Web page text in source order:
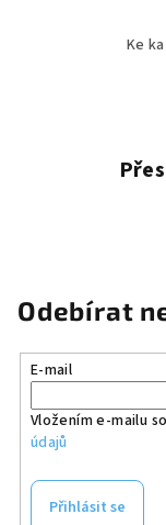
Ke
Odebírat
E-mail
Vložením e-mailu
údajů
Přihlásit se